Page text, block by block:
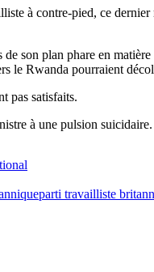
à contre-pied, ce
son plan phare en
le Rwanda pourraient
pas satisfaits.
à une pulsion suicidaire.
parti travailliste